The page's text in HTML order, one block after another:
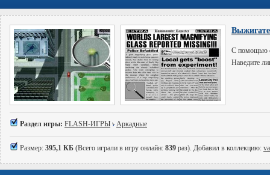
С помощью
Наведите
Раздел игры: FLASH-ИГРЫ Аркадные
Размер: 395,1 КБ (Всего играли в игру онлайн: 839 раз). Добавил в коллекцию: